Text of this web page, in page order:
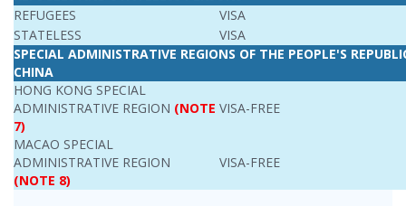
REFUGEES
VISA
STATELESS
VISA
SPECIAL ADMINISTRATIVE REGIONS OF THE PEOPLE'S
CHINA
HONG KONG SPECIAL
ADMINISTRATIVE REGION (NOTE
7)
VISA-FREE
MACAO SPECIAL
ADMINISTRATIVE REGION
(NOTE 8)
VISA-FREE